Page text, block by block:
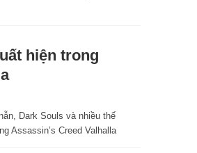
hiện trong
Dark Souls và nhiều thế
Assassin’s Creed Valhalla